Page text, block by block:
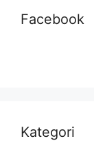
Facebook
Kategori